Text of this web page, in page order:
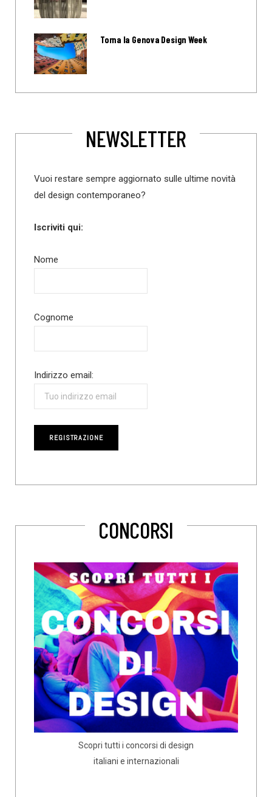
Torna la Genova Design Week
NEWSLETTER
Vuoi restare sempre aggiornato sulle ultime novità
del design contemporaneo?
Iscriviti qui:
Nome
Cognome
Indirizzo email:
CONCORSI
Scopri tutti i concorsi di design
italiani e internazionali